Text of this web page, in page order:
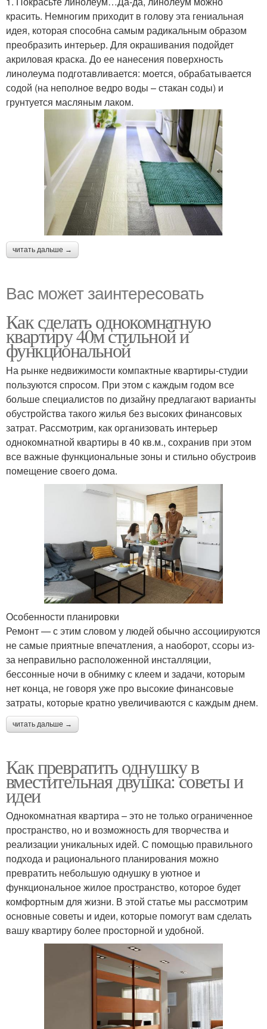
красить. Немногим приходит в голову эта гениальная
идея, которая способна самым радикальным образом
преобразить интерьер. Для окрашивания подойдет
акриловая краска. До ее нанесения поверхность
линолеума подготавливается: моется, обрабатывается
содой (на неполное ведро воды – стакан соды) и
грунтуется масляным лаком.
читать дальше →
Вас может заинтересовать
Как сделать однокомнатную
квартиру 40м стильной и
функциональной
На рынке недвижимости компактные квартиры-студии
пользуются спросом. При этом с каждым годом все
больше специалистов по дизайну предлагают варианты
обустройства такого жилья без высоких финансовых
затрат. Рассмотрим, как организовать интерьер
однокомнатной квартиры в 40 кв.м., сохранив при этом
все важные функциональные зоны и стильно обустроив
помещение своего дома.
Особенности планировки
Ремонт — с этим словом у людей обычно ассоциируются
не самые приятные впечатления, а наоборот, ссоры из-
за неправильно расположенной инсталляции,
бессонные ночи в обнимку с клеем и задачи, которым
нет конца, не говоря уже про высокие финансовые
затраты, которые кратно увеличиваются с каждым днем.
читать дальше →
Как превратить однушку в
вместительная двушка: советы и
идеи
Однокомнатная квартира – это не только ограниченное
пространство, но и возможность для творчества и
реализации уникальных идей. С помощью правильного
подхода и рационального планирования можно
превратить небольшую однушку в уютное и
функциональное жилое пространство, которое будет
комфортным для жизни. В этой статье мы рассмотрим
основные советы и идеи, которые помогут вам сделать
вашу квартиру более просторной и удобной.